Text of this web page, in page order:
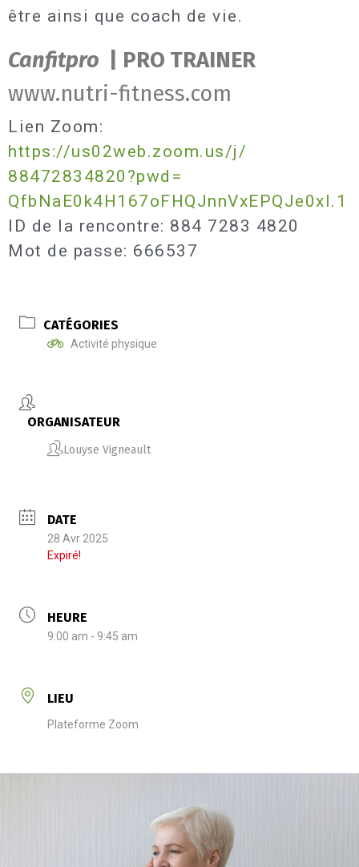
être ainsi que coach de vie.
Canfitpro
| PRO TRAINER
www.nutri-fitness.com
Lien Zoom:
https://us02web.zoom.us/j/
88472834820?pwd=
QfbNaE0k4H167oFHQJnnVxEPQJe0xI.1
ID de la rencontre: 884 7283 4820
Mot de passe: 666537
CATÉGORIES
Activité physique
ORGANISATEUR
Louyse Vigneault
DATE
28 Avr 2025
Expiré!
HEURE
9:00 am - 9:45 am
LIEU
Plateforme Zoom